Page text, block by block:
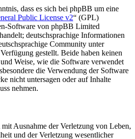
dass es sich bei phpBB um eine
Public License v2“ (GPL)
Software von phpBB Limited
deutschsprachige Informationen
Community unter
gestellt. Beide haben keinen
Weise, wie die Software verwendet
die Verwendung der Software
nicht untersagen oder auf Inhalte
nehmen.
Ausnahme der Verletzung von Leben,
und der Verletzung wesentlicher